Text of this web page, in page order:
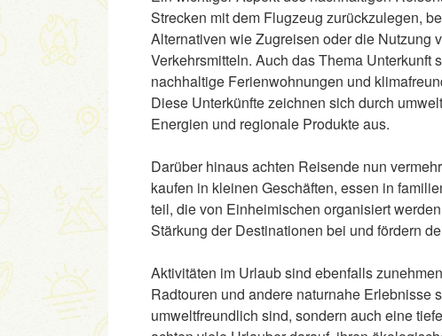
Strecken mit dem Flugzeug zurückzulegen,
Alternativen wie Zugreisen oder die Nutzung
Verkehrsmitteln. Auch das Thema
nachhaltige Ferienwohnungen und
Diese Unterkünfte zeichnen sich durch
Energien und regionale Produkte aus.
Darüber hinaus achten Reisende nun
kaufen in kleinen Geschäften, essen in
teil, die von Einheimischen organisiert
Stärkung der Destinationen bei und fördern
Aktivitäten im Urlaub sind ebenfalls
Radtouren und andere naturnahe Erlebnisse
umweltfreundlich sind, sondern auch eine